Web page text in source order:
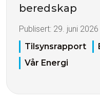
beredskap
Publisert: 29. juni 2026
Tilsynsrapport
Vår Energi